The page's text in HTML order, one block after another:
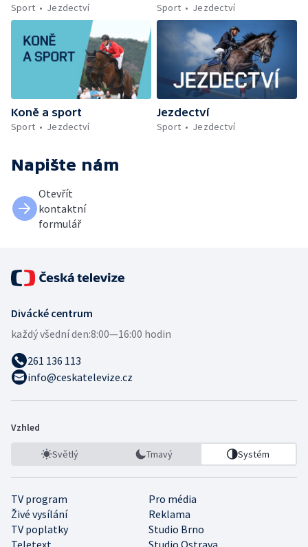
Sport
Jezdectví
Sport
Jezdectví
Koně a sport
Sport
Jezdectví
Jezdectví
Sport
Jezdectví
Napište nám
Otevřít
kontaktní
formulář
Divácké centrum
každý všední den:8:00—16:00 hodin
261 136 113
info@ceskatelevize.cz
Vzhled
Světlý Tmavý Systém
TV program
Pro média
Živé vysílání
Reklama
TV poplatky
Studio Brno
Teletext
Studio Ostrava